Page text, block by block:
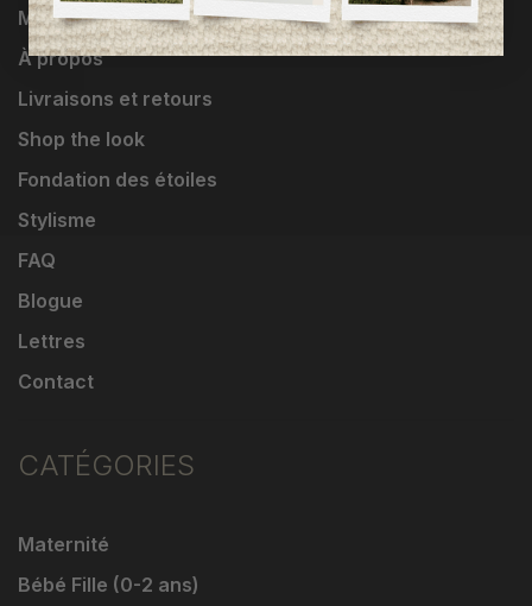
Marques
À propos
Livraisons et retours
Shop the look
Fondation des étoiles
Stylisme
FAQ
Blogue
Lettres
Contact
CATÉGORIES
Maternité
Bébé Fille (0-2 ans)